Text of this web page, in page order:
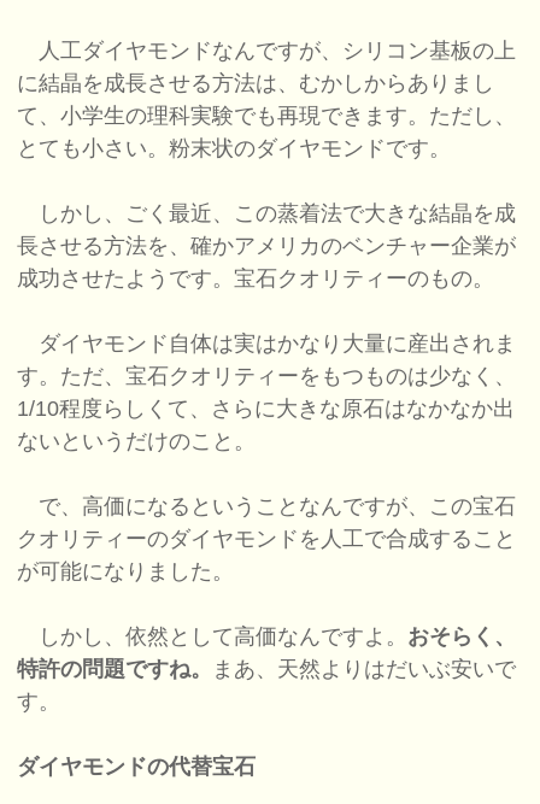
人工ダイヤモンドなんですが、シリコン基板の上
に結晶を成長させる方法は、むかしからありまし
て、小学生の理科実験でも再現できます。ただし、
とても小さい。粉末状のダイヤモンドです。
しかし、ごく最近、この蒸着法で大きな結晶を成
長させる方法を、確かアメリカのベンチャー企業が
成功させたようです。宝石クオリティーのもの。
ダイヤモンド自体は実はかなり大量に産出されま
す。ただ、宝石クオリティーをもつものは少なく、
1/10程度らしくて、さらに大きな原石はなかなか出
ないというだけのこと。
で、高価になるということなんですが、この宝石
クオリティーのダイヤモンドを人工で合成すること
が可能になりました。
しかし、依然として高価なんですよ。 おそらく、
特許の問題ですね。
まあ、天然よりはだいぶ安いで
す。
ダイヤモンドの代替宝石